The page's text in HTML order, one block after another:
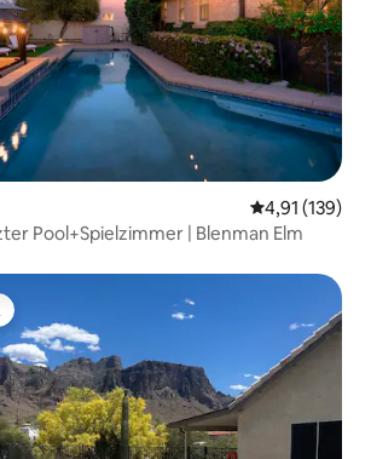
4,91 (139)
Pool+Spielzimmer | Blenman Elm